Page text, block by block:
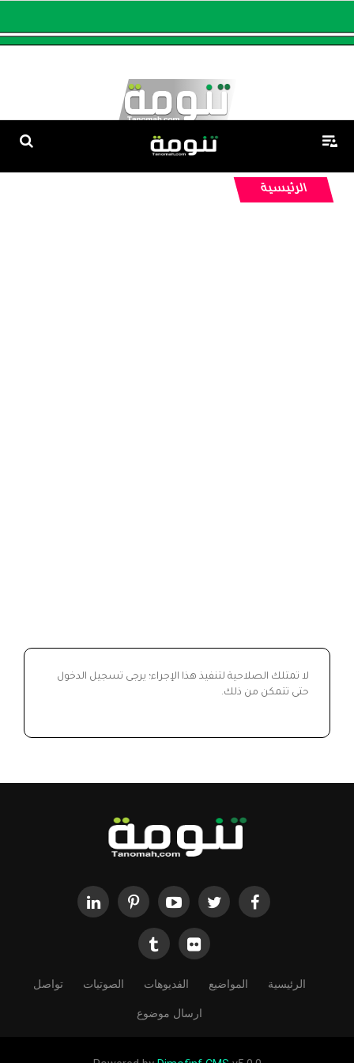
الرئيسية
لا تمتلك الصلاحية لتنفيذ هذا الإجراء؛ يرجى تسجيل الدخول
حتى تتمكن من ذلك.
الرئيسية المواضيع الفديوهات الصوتيات تواصل
ارسال موضوع